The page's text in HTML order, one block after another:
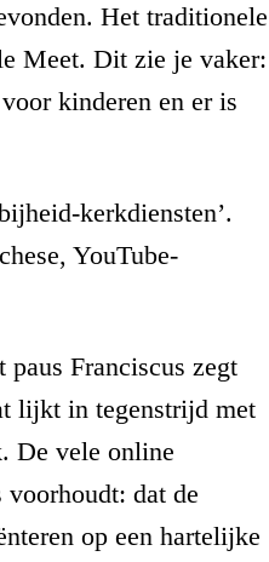
Het traditionele
Meet. Dit zie je vaker:
kinderen en er is
kerkdiensten’.
YouTube-
Franciscus zegt
lijkt in tegenstrijd met
De vele online
voorhoudt: dat de
op een hartelijke